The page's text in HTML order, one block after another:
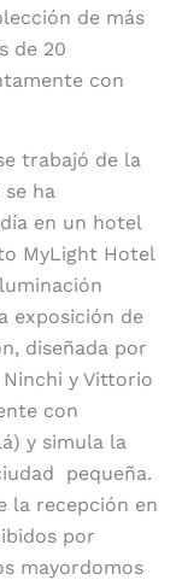
de más
de 20
con
trabajó de la
se ha
en un hotel
MyLight Hotel
exposición de
diseñada por
y Vittorio
con
y simula la
pequeña.
la recepción en
por
mayordomos